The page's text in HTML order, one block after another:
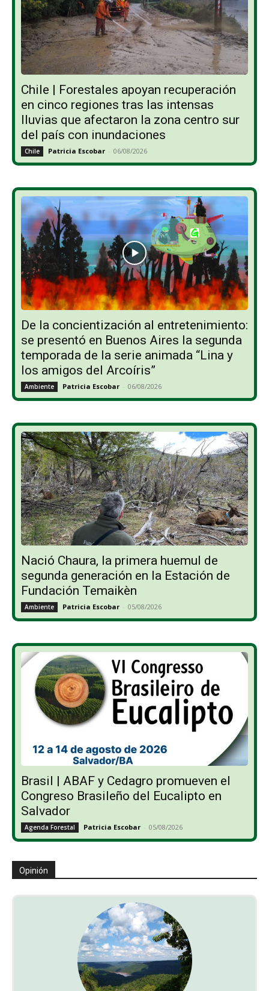
Chile | Forestales apoyan recuperación
en cinco regiones tras las intensas
lluvias que afectaron la zona centro sur
del país con inundaciones
Chile Patricia Escobar - 06/08/2026
De la concientización al entretenimiento:
se presentó en Buenos Aires la segunda
temporada de la serie animada “Lina y
los amigos del Arcoíris”
Ambiente Patricia Escobar - 06/08/2026
Nació Chaura, la primera huemul de
segunda generación en la Estación de
Fundación Temaikèn
Ambiente Patricia Escobar - 05/08/2026
Brasil | ABAF y Cedagro promueven el
Congreso Brasileño del Eucalipto en
Salvador
Agenda Forestal Patricia Escobar - 05/08/2026
Opinión